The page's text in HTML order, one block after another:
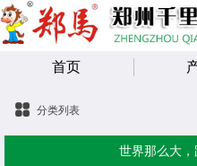
首页
分类列表
世界那么大